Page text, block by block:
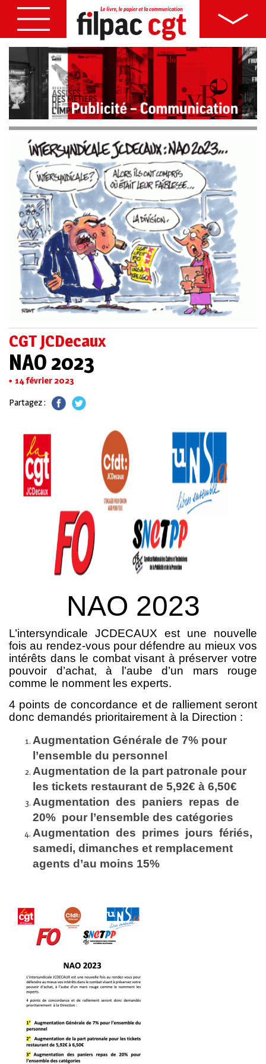
CGT JCDecaux
NAO 2023
14 février 2023
Partagez :
NAO 2023
L’intersyndicale JCDECAUX est une nouvelle
fois au rendez-vous pour défendre au mieux vos
intérêts dans le combat visant à préserver votre
pouvoir d’achat, à l’aube d’un mars rouge
comme le nomment les experts.
4 points de concordance et de ralliement seront
donc demandés prioritairement à la Direction :
Augmentation Générale de 7% pour
l’ensemble du personnel
Augmentation de la part patronale pour
les tickets restaurant de 5,92€ à 6,50€
Augmentation des paniers repas de
20% pour l’ensemble des catégories
Augmentation des primes jours fériés,
samedi, dimanches et remplacement
agents d’au moins 15%